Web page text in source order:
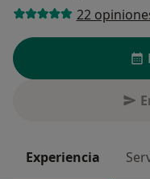
22
Experiencia